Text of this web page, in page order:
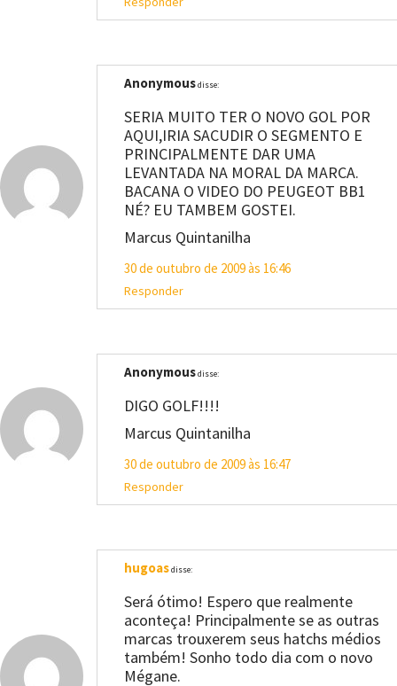
Anonymousdisse:
SERIA MUITO TER O NOVO GOL POR
AQUI,IRIA SACUDIR O SEGMENTO E
PRINCIPALMENTE DAR UMA
LEVANTADA NA MORAL DA MARCA.
BACANA O VIDEO DO PEUGEOT BB1
NÉ? EU TAMBEM GOSTEI.
Marcus Quintanilha
30 de outubro de 2009 às 16:46
Responder
Anonymousdisse:
DIGO GOLF!!!!
Marcus Quintanilha
30 de outubro de 2009 às 16:47
Responder
hugoasdisse:
Será ótimo! Espero que realmente
aconteça! Principalmente se as outras
marcas trouxerem seus hatchs médios
também! Sonho todo dia com o novo
Mégane.